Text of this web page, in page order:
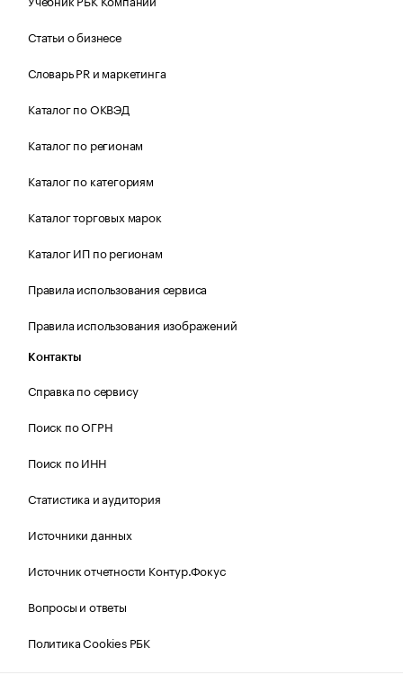
Статьи о бизнесе
Словарь PR и маркетинга
Каталог по ОКВЭД
Каталог по регионам
Каталог по категориям
Каталог торговых марок
Каталог ИП по регионам
Правила использования сервиса
Правила использования изображений
Контакты
Справка по сервису
Поиск по ОГРН
Поиск по ИНН
Статистика и аудитория
Источники данных
Источник отчетности Контур.Фокус
Вопросы и ответы
Политика Cookies РБК